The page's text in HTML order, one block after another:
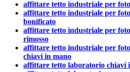
affittare tetto industriale per
affittare tetto industriale per
bonificato
affittare tetto industriale per
rimosso
affittare tetto industriale per
chiavi in mano
affittare tetto laboratorio chiavi